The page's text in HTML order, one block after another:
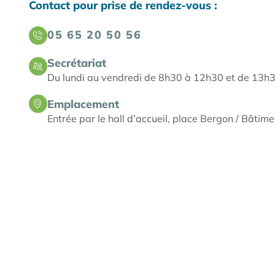
Contact pour prise de rendez-vous :
05 65 20 50 56
Secrétariat
Du lundi au vendredi de 8h30 à 12h30 et de
Emplacement
Entrée par le hall d’accueil, place Bergon /